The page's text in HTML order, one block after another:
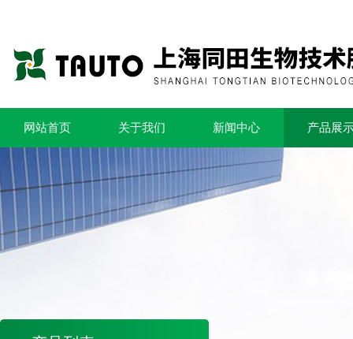
网站首页 关于我们 新闻中心 产品展